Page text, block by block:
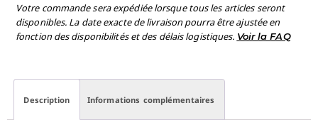
Votre commande sera expédiée lorsque tous les articles seront
disponibles. La date exacte de livraison pourra être ajustée en
fonction des disponibilités et des délais logistiques. Voir la FAQ
Description Informations complémentaires